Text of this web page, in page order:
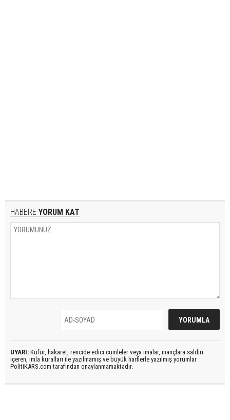
HABERE YORUM KAT
UYARI: Küfür, hakaret, rencide edici cümleler veya imalar, inançlara saldırı
içeren, imla kuralları ile yazılmamış ve büyük harflerle yazılmış yorumlar
PolitiKARS.com tarafından onaylanmamaktadır.